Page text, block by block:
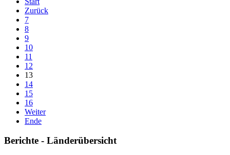
Zurück
7
8
9
10
11
12
13
14
15
16
Weiter
Ende
Berichte - Länderübersicht